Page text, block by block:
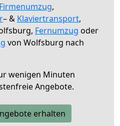
Firmenumzug,
– & Klaviertransport,
Fernumzug oder
von Wolfsburg nach
wenigen Minuten
Angebote.
erhalten